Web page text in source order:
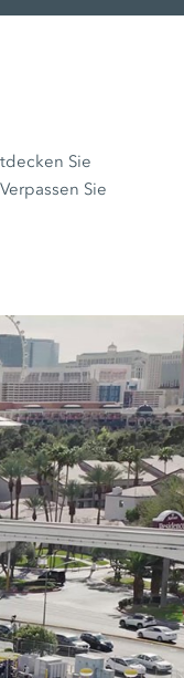
Sie
Sie